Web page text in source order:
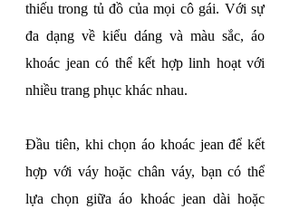
thiếu trong tủ đồ của mọi cô gái. Với sự
đa dạng về kiểu dáng và màu sắc, áo
khoác jean có thể kết hợp linh hoạt với
nhiều trang phục khác nhau.
Đầu tiên, khi chọn áo khoác jean để kết
hợp với váy hoặc chân váy, bạn có thể
lựa chọn giữa áo khoác jean dài hoặc